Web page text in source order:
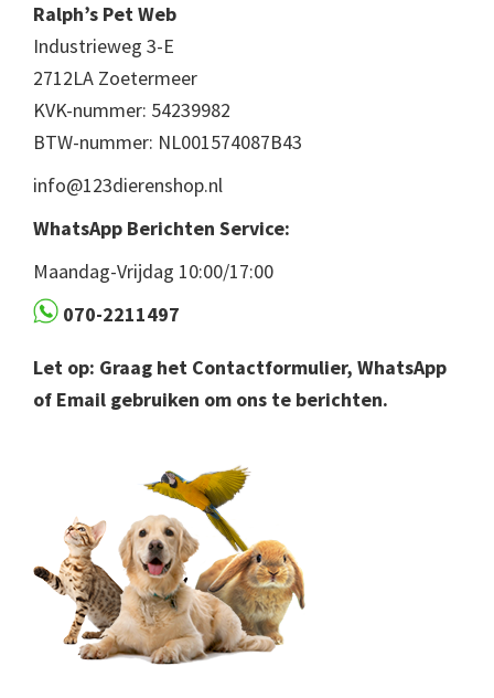
Ralph’s Pet Web
Industrieweg 3-E
2712LA Zoetermeer
KVK-nummer: 54239982
BTW-nummer: NL001574087B43
info@123dierenshop.nl
WhatsApp Berichten Service:
Maandag-Vrijdag 10:00/17:00
070-2211497
Let op: Graag het Contactformulier, WhatsApp
of Email gebruiken om ons te berichten.